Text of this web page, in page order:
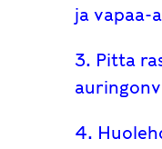
ja vapaa-
3. Pitta
4.